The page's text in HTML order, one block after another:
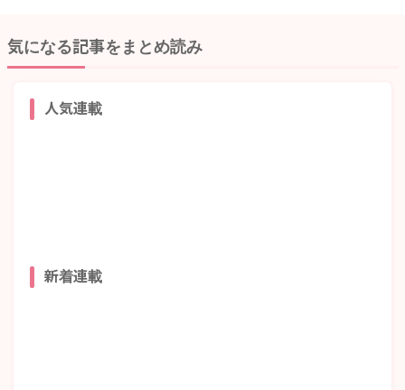
気になる記事をまとめ読み
人気連載
新着連載